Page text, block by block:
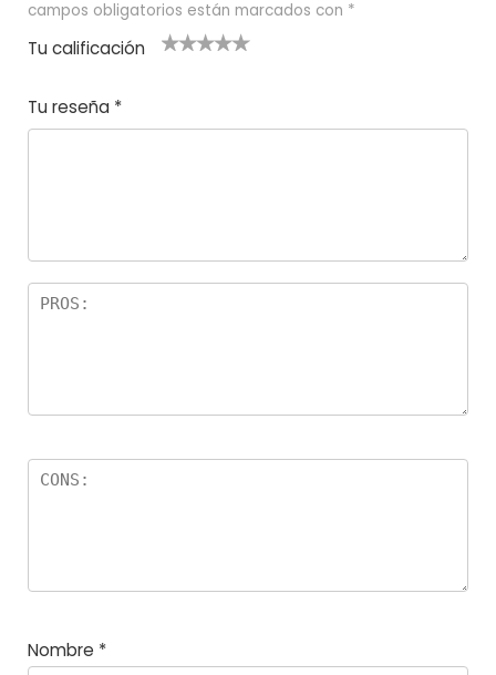
campos obligatorios están marcados con *
Tu calificación
e
el
5
las
s
Tu reseña *
Nombre *